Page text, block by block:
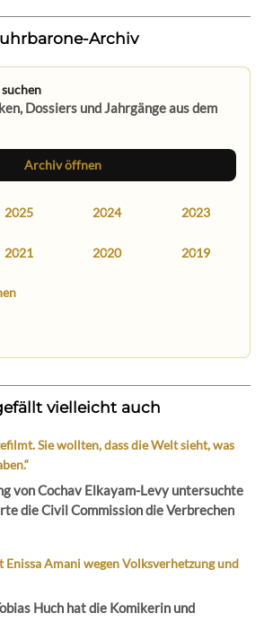
Archiv
Dossiers und Jahrgänge aus dem
Archiv öffnen
2025 2024 2023
2021 2020 2019
vielleicht auch
Sie wollten, dass die Welt sieht, was
von Cochav Elkayam-Levy untersuchte
die Civil Commission die Verbrechen
Enissa Amani wegen Volksverhetzung und
Huch hat die Komikerin und